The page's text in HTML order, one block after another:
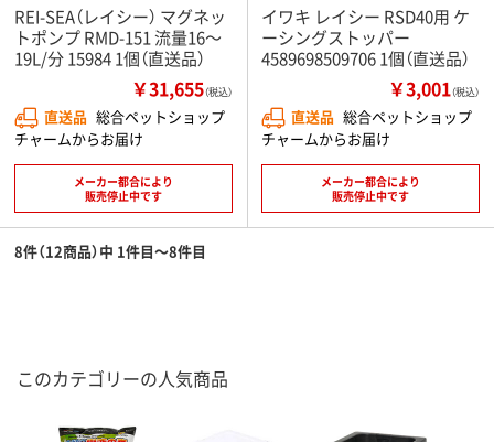
REI-SEA（レイシー） マグネッ
トポンプ RMD-151 流量16～
19L/分 15984 1個（直送品）
￥31,655（税込）
直送品 総合ペットショップ
チャームからお届け
メーカー都合により
販売停止中です
イワキ レイシー RSD40用 ケ
ーシングストッパー
4589698509706 1個（直送品）
￥3,001（税込）
直送品 総合ペットショップ
チャームからお届け
メーカー都合により
販売停止中です
8件（12商品）中 1件目～8件目
このカテゴリーの人気商品